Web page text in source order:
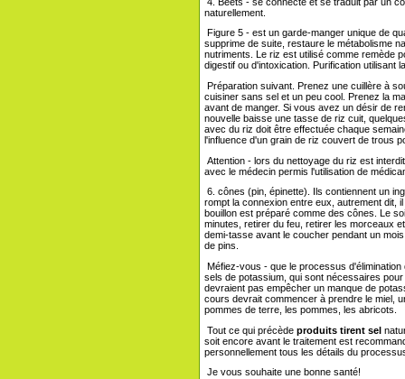
naturellement.
Figure 5 - est un garde-manger unique de
supprime de suite, restaure le métabolisme
nutriments. Le riz est utilisé comme remède
digestif ou d'intoxication. Purification utilisant
Préparation suivant. Prenez une cuillère à
cuisiner sans sel et un peu cool. Prenez la
avant de manger. Si vous avez un désir de
nouvelle baisse une tasse de riz cuit,
avec du riz doit être effectuée chaque
l'influence d'un grain de riz couvert de trous
Attention - lors du nettoyage du riz est
avec le médecin permis l'utilisation de
6. cônes (pin, épinette). Ils contiennent un
rompt la connexion entre eux, autrement dit,
bouillon est préparé comme des cônes. Le
minutes, retirer du feu, retirer les morceaux
demi-tasse avant le coucher pendant un
de pins.
Méfiez-vous - que le processus
sels de potassium, qui sont nécessaires
devraient pas empêcher un manque de
cours devrait commencer à prendre le miel,
pommes de terre, les pommes, les abricots.
Tout ce qui précède produits tirent sel
soit encore avant le traitement est
personnellement tous les détails du
Je vous souhaite une bonne santé!